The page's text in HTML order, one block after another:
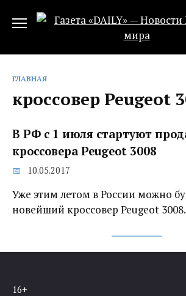
ГЛАВНАЯ
кроссовер Peugeot
В РФ с 1 июля стартуют
кроссовера Peugeot 3008
10.05.2017
Уже этим летом в России можно
новейший кроссовер Peugeot 3008.
16+